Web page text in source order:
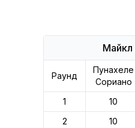
Майкл
Раунд
Пунахеле
Сориано
1
10
2
10